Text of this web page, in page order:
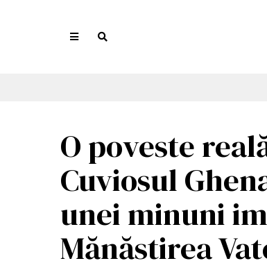
O poveste
Cuviosul
unei minuni
Mănăstirea